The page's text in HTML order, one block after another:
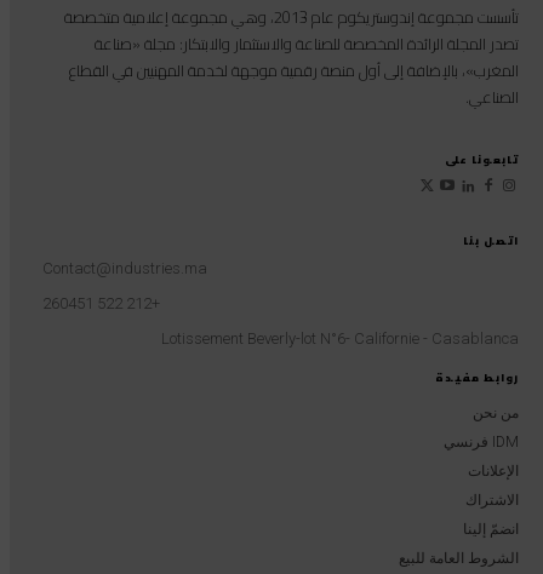
روابط مفيدة
من نحن
IDM فرنسي
الإعلانات
الاشتراك
انضمّ إلينا
الشروط العامة للبيع
اتصل بنا
Contact@industries.ma
+212 522 260451
Lotissement Beverly-lot N°6- Californie - Casablanca
تأسست مجموعة إندوستريكوم عام 2013، وهي مجموعة إعلامية متخصصة
تصدر المجلة الرائدة المخصصة للصناعة والاستثمار والابتكار: مجلة «صناعة
المغرب»، بالإضافة إلى أول منصة رقمية موجهة لخدمة المهنيين في القطاع
الصناعي.
تابعونا على